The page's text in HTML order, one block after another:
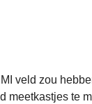
veld zou
meetkastjes te